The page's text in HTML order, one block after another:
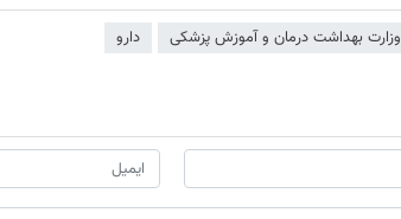
وزارت بهداشت درمان و آموزش پزشکی دارو